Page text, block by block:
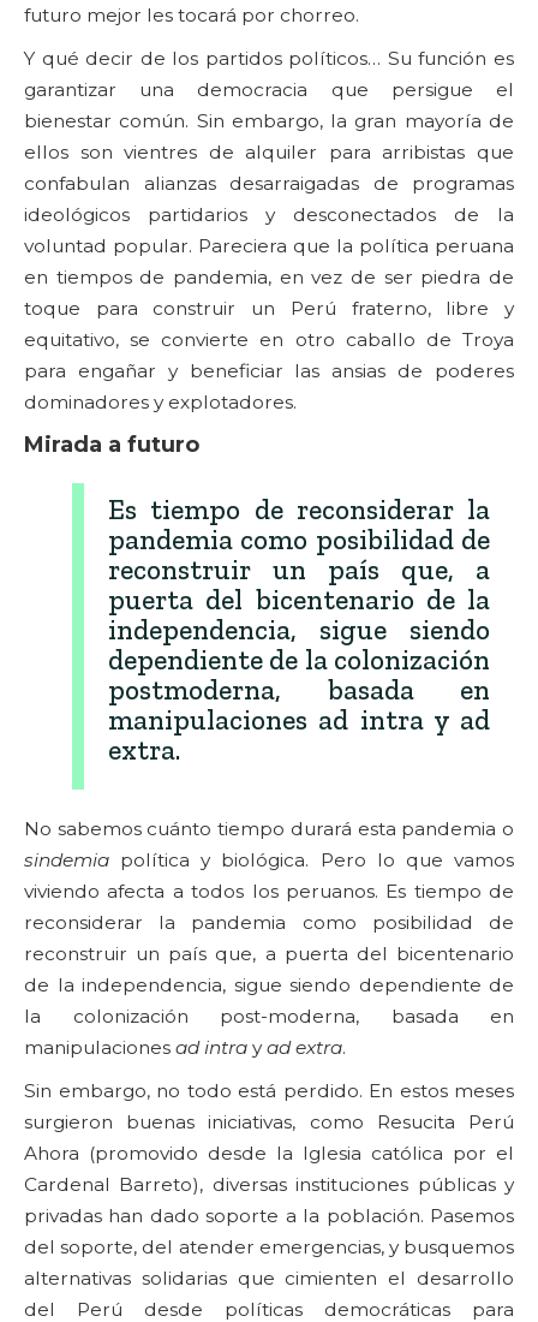
futuro mejor les tocará por chorreo.
Y qué decir de los partidos políticos… Su función es
garantizar una democracia que persigue el
bienestar común. Sin embargo, la gran mayoría de
ellos son vientres de alquiler para arribistas que
confabulan alianzas desarraigadas de programas
ideológicos partidarios y desconectados de la
voluntad popular. Pareciera que la política peruana
en tiempos de pandemia, en vez de ser piedra de
toque para construir un Perú fraterno, libre y
equitativo, se convierte en otro caballo de Troya
para engañar y beneficiar las ansias de poderes
dominadores y explotadores.
Mirada a futuro
Es tiempo de reconsiderar la
pandemia como posibilidad de
reconstruir un país que, a
puerta del bicentenario de la
independencia, sigue siendo
dependiente de la colonización
postmoderna, basada en
manipulaciones ad intra y ad
extra.
No sabemos cuánto tiempo durará esta pandemia o
sindemia política y biológica. Pero lo que vamos
viviendo afecta a todos los peruanos. Es tiempo de
reconsiderar la pandemia como posibilidad de
reconstruir un país que, a puerta del bicentenario
de la independencia, sigue siendo dependiente de
la colonización post-moderna, basada en
manipulaciones ad intra yad extra.
Sin embargo, no todo está perdido. En estos meses
surgieron buenas iniciativas, como Resucita Perú
Ahora (promovido desde la Iglesia católica por el
Cardenal Barreto), diversas instituciones públicas y
privadas han dado soporte a la población. Pasemos
del soporte, del atender emergencias, y busquemos
alternativas solidarias que cimienten el desarrollo
del Perú desde políticas democráticas para